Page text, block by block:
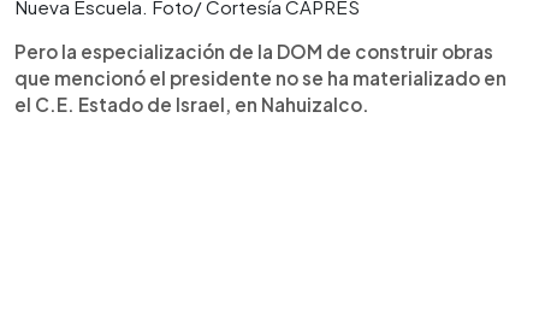
Nueva Escuela. Foto/ Cortesía CAPRES
Pero la especialización de la DOM de construir obras
que mencionó el presidente no se ha materializado en
el C.E. Estado de Israel, en Nahuizalco.